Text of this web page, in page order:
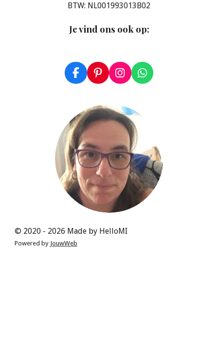
BTW: NL001993013B02
Je vind ons ook op:
F
a
b
o
o
k
P
i
t
r
s
t
I
n
t
a
g
a
m
W
h
© 2020 - 2026 Made by HelloMI
Powered by JouwWeb